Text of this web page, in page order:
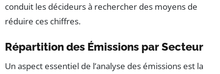
conduit les décideurs à rechercher des moyens de
réduire ces chiffres.
Répartition des Émissions par Secteur
Un aspect essentiel de l’analyse des émissions est la